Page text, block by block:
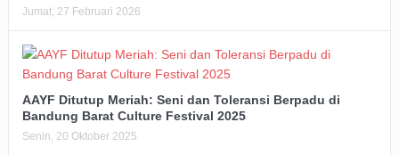
Jumat, 27 Februari 2026
AAYF Ditutup Meriah: Seni dan Toleransi Berpadu di
Bandung Barat Culture Festival 2025
Senin, 20 Oktober 2025